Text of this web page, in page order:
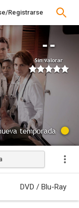
Registrarse
--
Sin valorar
temporada
DVD / Blu-Ray